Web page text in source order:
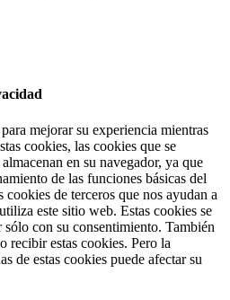
mejorar su experiencia mientras
cookies, las cookies que se
en su navegador, ya que
de las funciones básicas del
de terceros que nos ayudan a
este sitio web. Estas cookies se
sólo con su consentimiento. También
recibir estas cookies. Pero la
de estas cookies puede afectar su